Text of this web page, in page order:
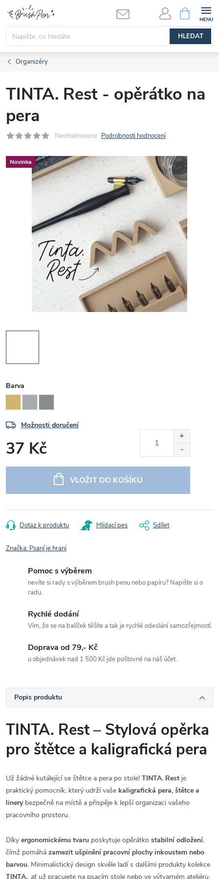
obsah
HLEDAT
NÁKUPNÍ
KOŠÍK
Organizéry
TINTA. Rest - opěrátko na
pera
Neohodnoceno Podrobnosti hodnocení
Novinka
Barva
Možnosti doručení
37 Kč
VLOŽIT DO KOŠÍKU
Dotaz k produktu Hlídací pes Sdílet
Značka: Psaní je hraní
Pomoc s výběrem
nevíte si rady s výběrem brush penu nebo papíru? Napište si o
radu.
Rychlé dodání
Vím, že se na balíček těšíte a tak je rychlé odeslání samozřejmostí.
Doprava od 79,- Kč
u objednávek nad 1 500 Kč jde poštovné na náš účet.
Popis produktu
TINTA. Rest – Stylová opěrka
pro štětce a kaligrafická pera
Už žádné kutálející se štětce a pera po stole! TINTA. Rest je
praktický pomocník, který udrží vaše kaligrafická pera, štětce a
linerybezpečně na místě a přispěje k lepší organizaci vašeho
pracovního prostoru.
Díky ergonomickému tvaru poskytuje opěrátko stabilní odložení,
čímž pomáhá zamezit ušpinění pracovní plochy inkoustem nebo
barvou. Minimalistický design skvěle ladí s dalšími produkty kolekce
TINTA., ať už pracujete na psacím stole nebo ve výtvarném ateliéru.